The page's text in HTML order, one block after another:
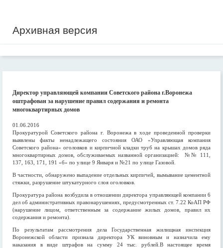
Архивная версия
Директор управляющей компании Советского района г.Воронежа
оштрафован за нарушение правил содержания и ремонта
многоквартирных домов
01.06.2016
Прокуратурой Советского района г. Воронежа в ходе проведенной проверки
выявлены факты ненадлежащего состояния ОАО «Управляющая компания
Советского района» оголовков и кирпичной кладки труб на крышах домов ряда
многоквартирных домов, обслуживаемых названной организацией: №№ 111,
137, 163, 171, 191 «б» по улице 9 Января и №21 по улице Газовой.
В частности, обнаружено выпадение отдельных кирпичей, вымывание цементной
стяжки, разрушение штукатурного слоя оголовков.
Прокуратура района возбудила в отношении директора управляющей компании 6
дел об административных правонарушениях, предусмотренных ст. 7.22 КоАП РФ
(нарушение лицом, ответственным за содержание жилых домов, правил их
содержания и ремонта).
По результатам рассмотрения дела Государственная жилищная инспекция
Воронежской области признала директора УК виновным и назначила ему
наказания в виде штрафов на сумму 24 тыс. рублей.В настоящее время